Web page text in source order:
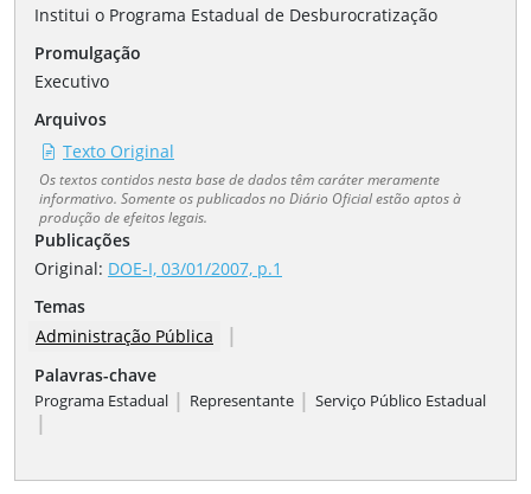
Institui o Programa Estadual de Desburocratização
Promulgação
Executivo
Arquivos
Texto Original
Os textos contidos nesta base de dados têm caráter meramente
informativo. Somente os publicados no Diário Oficial estão aptos à
produção de efeitos legais.
Publicações
Original: DOE-I, 03/01/2007, p.1
Temas
Administração Pública
|
Palavras-chave
Programa Estadual | Representante | Serviço Público Estadual
|